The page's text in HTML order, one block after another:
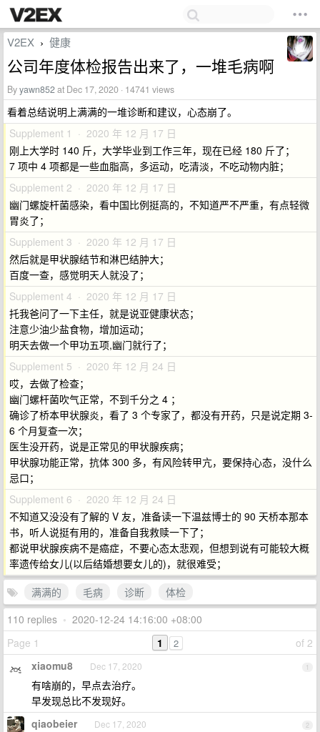
V2EX › 健康
公司年度体检报告出来了，一堆毛病啊
Byyawn852at Dec 17, 2020 · 14741 views
看着总结说明上满满的一堆诊断和建议，心态崩了。
Supplement 1 · 2020 年 12 月 17 日
刚上大学时 140 斤，大学毕业到工作三年，现在已经 180 斤了；
7 项中 4 项都是一些血脂高，多运动，吃清淡，不吃动物内脏；
Supplement 2 · 2020 年 12 月 17 日
幽门螺旋杆菌感染，看中国比例挺高的，不知道严不严重，有点轻微
胃炎了；
Supplement 3 · 2020 年 12 月 17 日
然后就是甲状腺结节和淋巴结肿大；
百度一查，感觉明天人就没了；
Supplement 4 · 2020 年 12 月 17 日
托我爸问了一下主任，就是说亚健康状态；
注意少油少盐食物，增加运动；
明天去做一个甲功五项,幽门就行了；
Supplement 5 · 2020 年 12 月 24 日
哎，去做了检查；
幽门螺杆菌吹气正常，不到千分之 4 ；
确诊了桥本甲状腺炎，看了 3 个专家了，都没有开药，只是说定期 3-
6 个月复查一次；
医生没开药，说是正常见的甲状腺疾病；
甲状腺功能正常，抗体 300 多，有风险转甲亢，要保持心态，没什么
忌口；
Supplement 6 · 2020 年 12 月 24 日
不知道又没没有了解的 V 友，准备读一下温兹博士的 90 天桥本那本
书，听人说挺有用的，准备自我救赎一下了；
都说甲状腺疾病不是癌症，不要心态太悲观，但想到说有可能较大概
率遗传给女儿(以后结婚想要女儿的)，就很难受；
满满的
毛病 诊断
体检
110 replies • 2020-12-24 14:16:00 +08:00
Page 1
of 2
1 2
1
xiaomu8 Dec 17, 2020
有啥崩的，早点去治疗。
早发现总比不发现好。
2
qiaobeier Dec 17, 2020